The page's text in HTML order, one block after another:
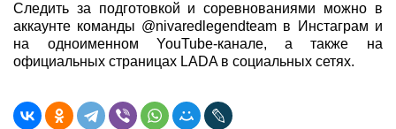
Следить за подготовкой и соревнованиями можно в
аккаунте команды @nivaredlegendteam в Инстаграм и
на одноименном YouTube-канале, а также на
официальных страницах LADA в социальных сетях.